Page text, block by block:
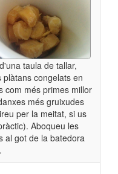
taula de tallar,
plàtans congelats en
com més primes millor
més gruixudes
per la meitat, si us
Aboqueu les
al got de la batedora